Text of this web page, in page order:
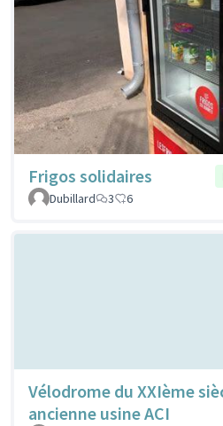
Frigos solidaires
Dubillard
3 6
Vélodrome du XXIème
ancienne usine ACI